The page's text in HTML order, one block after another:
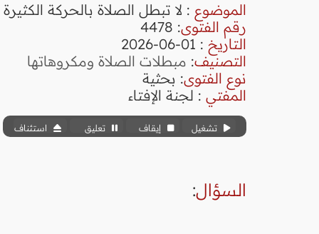
الموضوع : لا تبطل الصلاة بالحركة
رقم الفتوى:
4478
التاريخ : 01-06-2026
التصنيف: مبطلات الصلاة ومكروهاتها
نوع الفتوى: بحثية
المفتي : لجنة الإفتاء
تشغيل إيقاف تعليق استئناف
السؤال: